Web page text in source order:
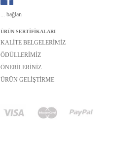
...bağlan
ÜRÜN SERTİFİKALARI
KALİTE BELGELERİMİZ
ÖDÜLLERİMİZ
ÖNERİLERİNİZ
ÜRÜN GELİŞTİRME